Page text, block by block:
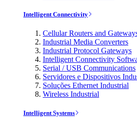
Intelligent Connectivity
Cellular Routers and
Industrial Media Converters
Industrial Protocol Gateways
Intelligent Connectivity
Serial / USB Communications
Servidores e Dispositivos
Soluções Ethernet Industrial
Wireless Industrial
Intelligent Systems